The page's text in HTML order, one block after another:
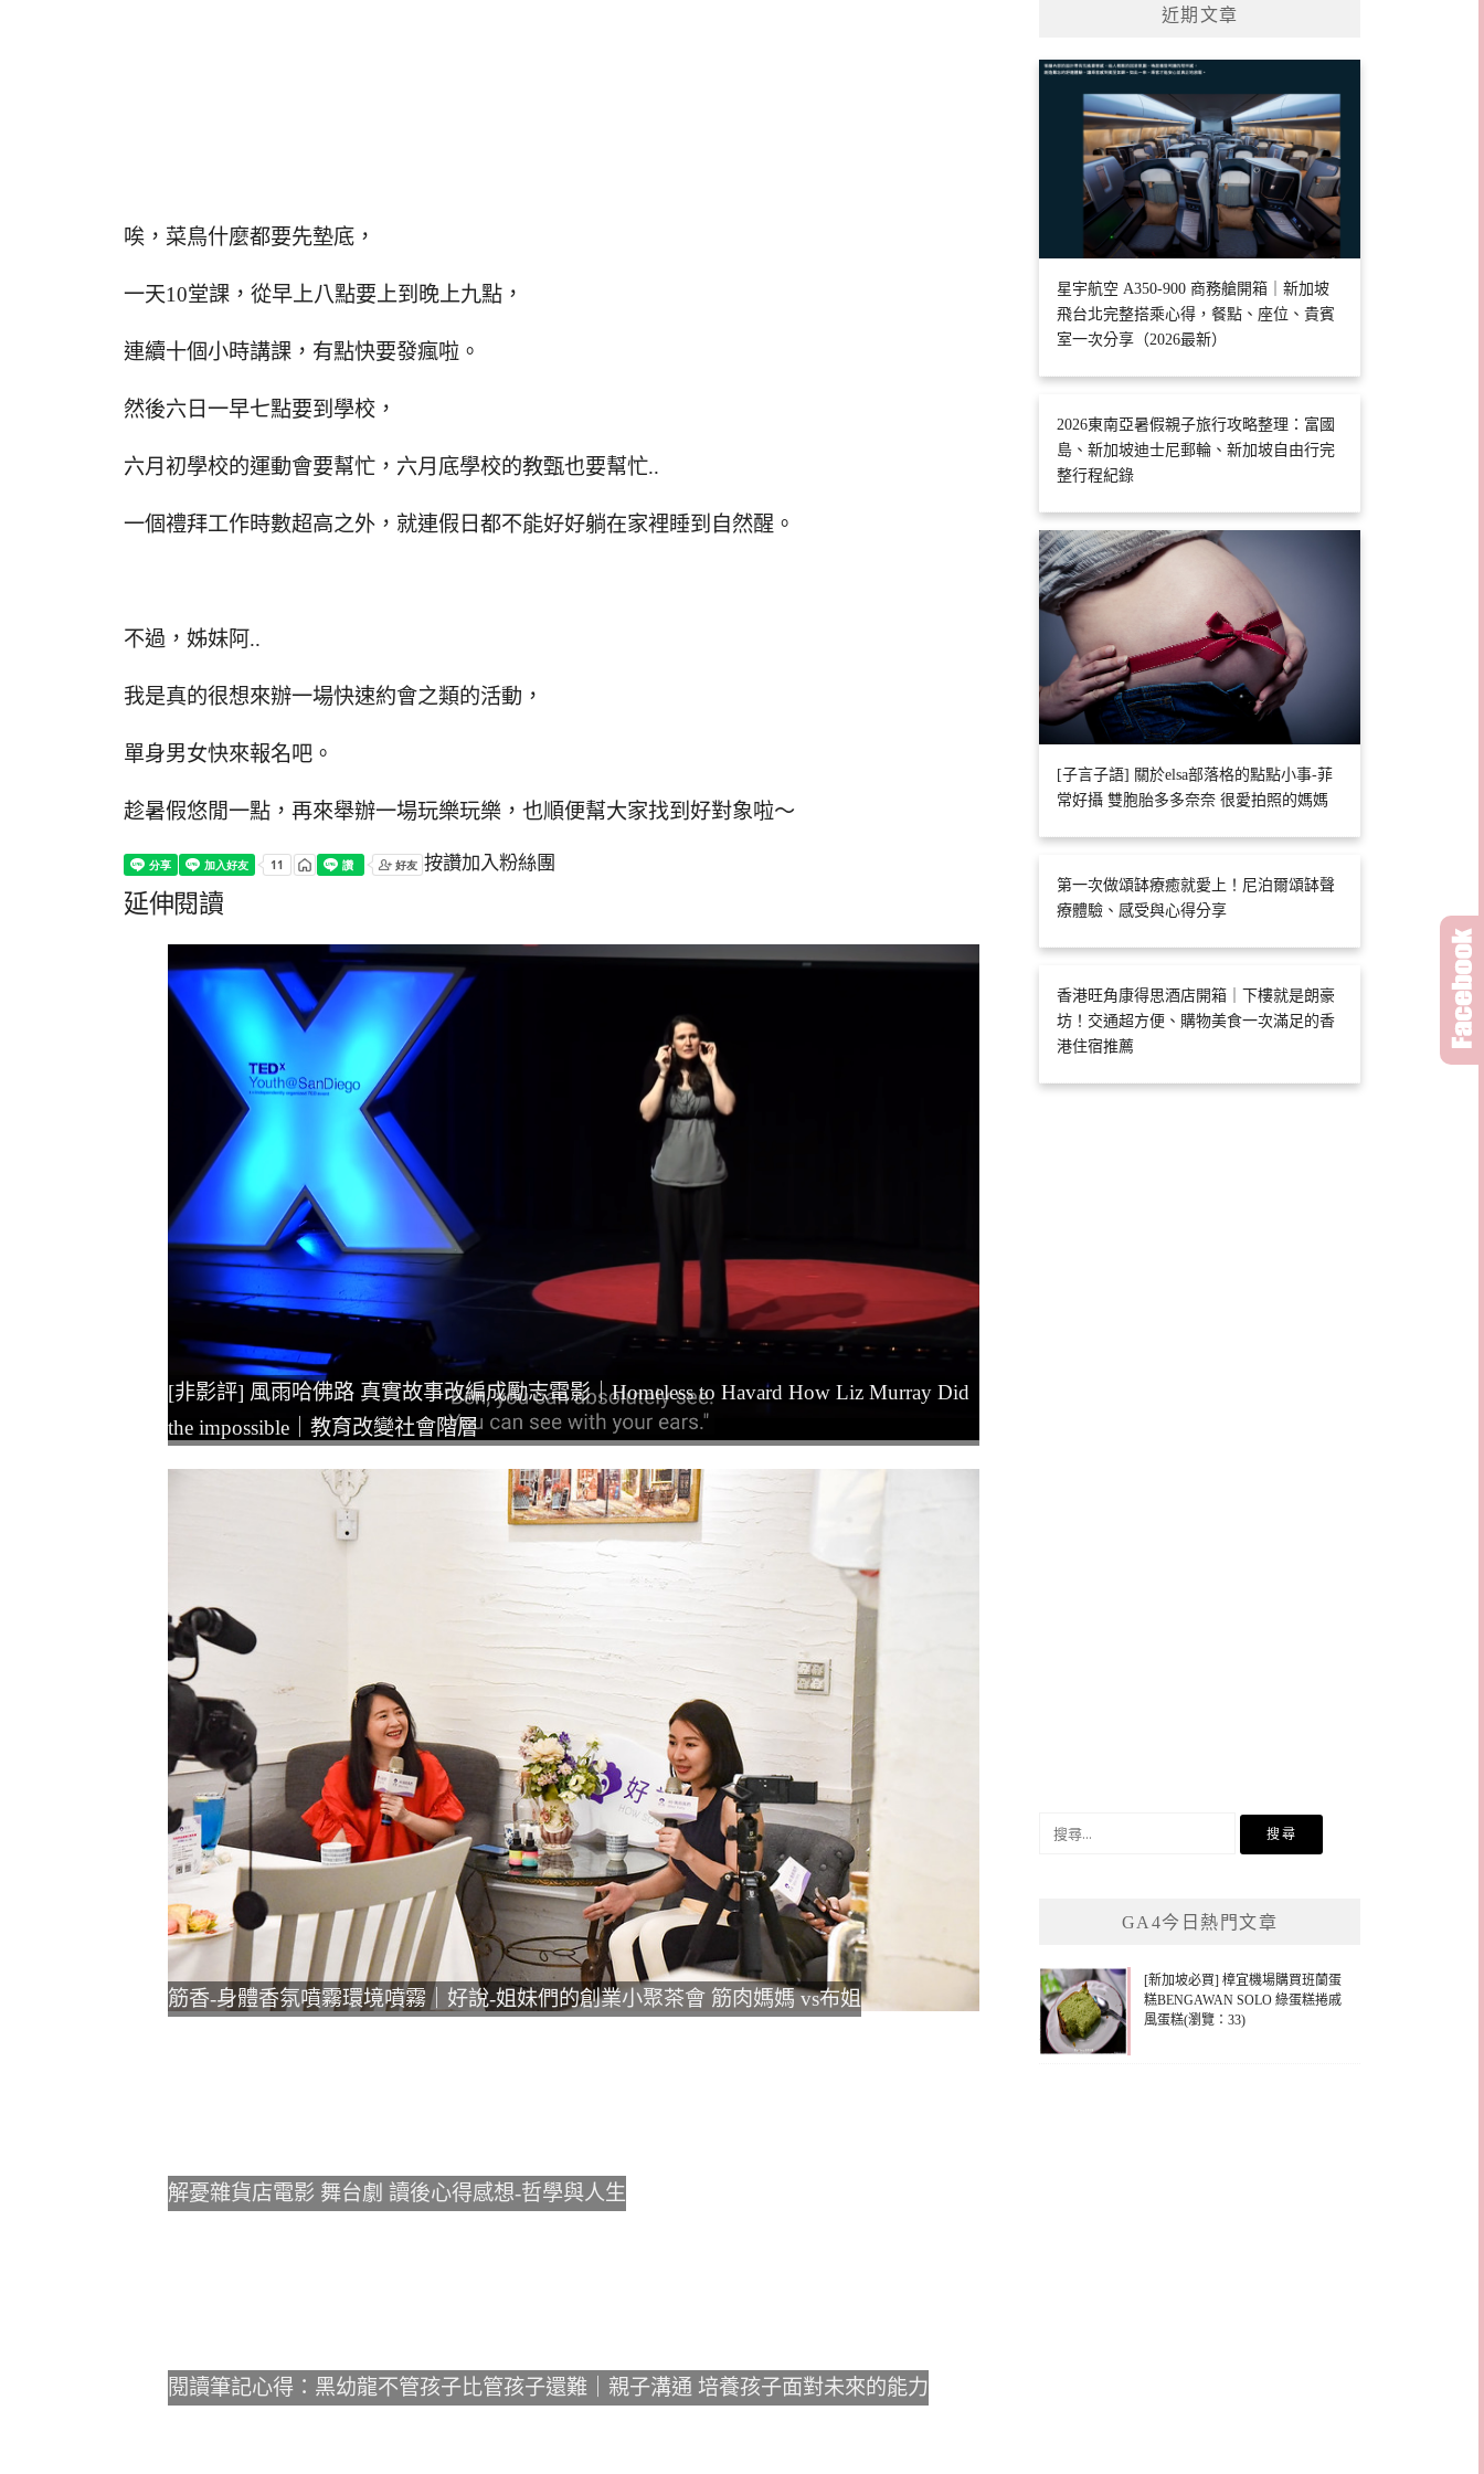
唉，菜鳥什麼都要先墊底，
一天10堂課，從早上八點要上到晚上九點，
連續十個小時講課，有點快要發瘋啦。
然後六日一早七點要到學校，
六月初學校的運動會要幫忙，六月底學校的教甄也要幫忙..
一個禮拜工作時數超高之外，就連假日都不能好好躺在家裡睡到自然醒。
不過，姊妹阿..
我是真的很想來辦一場快速約會之類的活動，
單身男女快來報名吧。
趁暑假悠閒一點，再來舉辦一場玩樂玩樂，也順便幫大家找到好對象啦～
按讚加入粉絲團
延伸閱讀
[非影評] 風雨哈佛路 真實故事改編成勵志電影｜Homeless to Havard How Liz Murray Did
the impossible｜教育改變社會階層
筋香-身體香氛噴霧環境噴霧｜好說-姐妹們的創業小聚茶會 筋肉媽媽 vs布姐
解憂雜貨店電影 舞台劇 讀後心得感想-哲學與人生
閱讀筆記心得：黑幼龍不管孩子比管孩子還難｜親子溝通 培養孩子面對未來的能力
近期文章
星宇航空 A350-900 商務艙開箱｜新加坡
飛台北完整搭乘心得，餐點、座位、貴賓
室一次分享（2026最新）
2026東南亞暑假親子旅行攻略整理：富國
島、新加坡迪士尼郵輪、新加坡自由行完
整行程紀錄
[子言子語] 關於elsa部落格的點點小事-菲
常好攝 雙胞胎多多奈奈 很愛拍照的媽媽
第一次做頌缽療癒就愛上！尼泊爾頌缽聲
療體驗、感受與心得分享
香港旺角康得思酒店開箱｜下樓就是朗豪
坊！交通超方便、購物美食一次滿足的香
港住宿推薦
GA4今日熱門文章
[新加坡必買] 樟宜機場購買班蘭蛋
糕BENGAWAN SOLO 綠蛋糕捲戚
風蛋糕(瀏覽：33)